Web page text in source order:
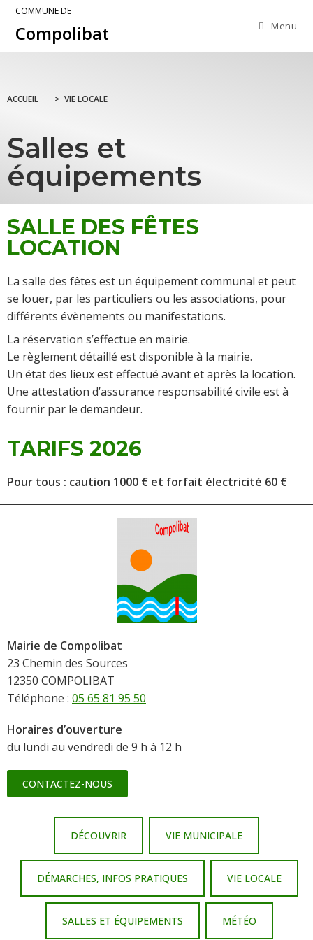
COMMUNE DE
Compolibat Menu
ACCUEIL > VIE LOCALE
Salles et
équipements
SALLE DES FÊTES
LOCATION
La salle des fêtes est un équipement communal et peut
se louer, par les particuliers ou les associations, pour
différents évènements ou manifestations.
La réservation s’effectue en mairie.
Le règlement détaillé est disponible à la mairie.
Un état des lieux est effectué avant et après la location.
Une attestation d’assurance responsabilité civile est à
fournir par le demandeur.
TARIFS 2026
Pour tous : caution 1000 € et forfait électricité 60 €
Mairie de Compolibat
23 Chemin des Sources
12350 COMPOLIBAT
Téléphone : 05 65 81 95 50
Horaires d’ouverture
du lundi au vendredi de 9 h à 12 h
CONTACTEZ-NOUS
DÉCOUVRIR VIE MUNICIPALE
DÉMARCHES, INFOS PRATIQUES VIE LOCALE
SALLES ET ÉQUIPEMENTS MÉTÉO